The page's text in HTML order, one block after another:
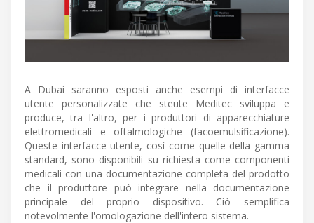
A Dubai saranno esposti anche esempi di interfacce
utente personalizzate che steute Meditec sviluppa e
produce, tra l'altro, per i produttori di apparecchiature
elettromedicali e oftalmologiche (facoemulsificazione).
Queste interfacce utente, così come quelle della gamma
standard, sono disponibili su richiesta come componenti
medicali con una documentazione completa del prodotto
che il produttore può integrare nella documentazione
principale del proprio dispositivo. Ciò semplifica
notevolmente l'omologazione dell'intero sistema.